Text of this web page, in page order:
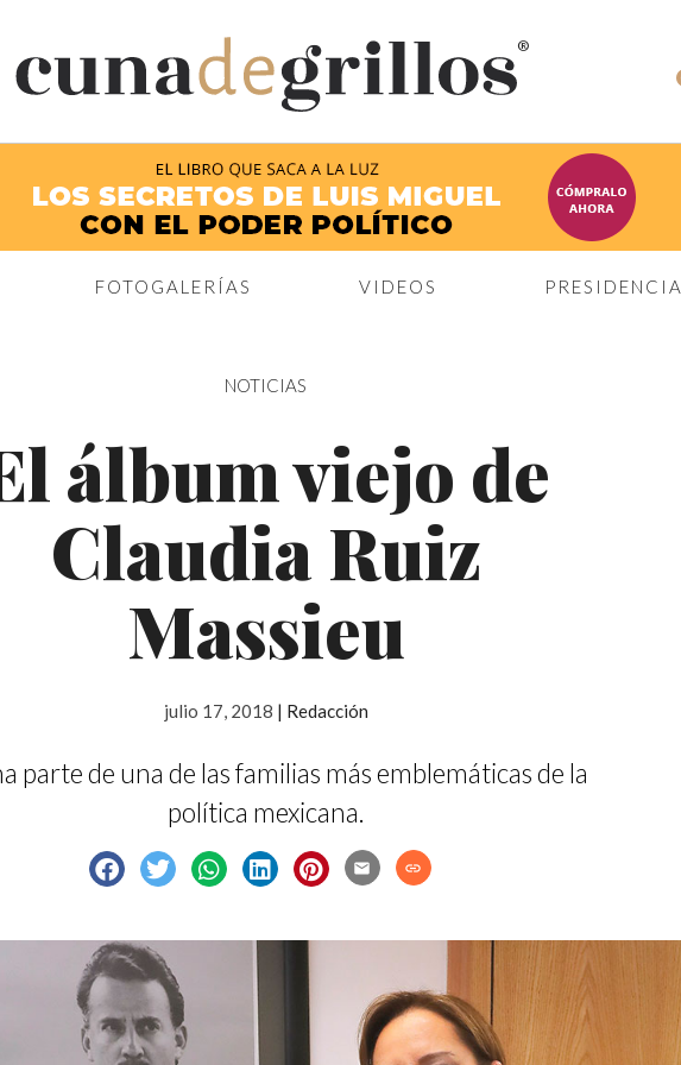
®
FOTOGALERÍAS VIDEOS PRESIDENCIA
NOTICIAS
álbum viejo de
Claudia Ruiz
Massieu
julio 17, 2018 | Redacción
parte de una de las familias más emblemáticas de la
política mexicana.
email link